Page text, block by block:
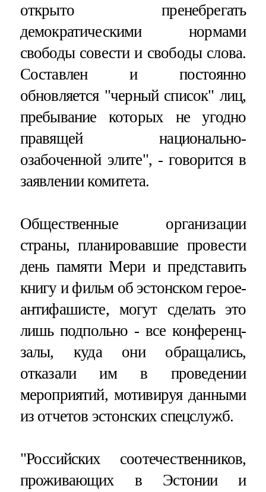
открыто пренебрегать
демократическими нормами
свободы совести и свободы слова.
Составлен и постоянно
обновляется "черный список" лиц,
пребывание которых не угодно
правящей национально-
озабоченной элите", - говорится в
заявлении комитета.
Общественные организации
страны, планировавшие провести
день памяти Мери и представить
книгу и фильм об эстонском герое-
антифашисте, могут сделать это
лишь подпольно - все конференц-
залы, куда они обращались,
отказали им в проведении
мероприятий, мотивируя данными
из отчетов эстонских спецслужб.
"Российских соотечественников,
проживающих в Эстонии и